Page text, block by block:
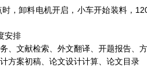
时，卸料电机开启，小车开始装料，
安排
献检索、外文翻译、开题报告、
案初稿、论文设计计算、论文目录